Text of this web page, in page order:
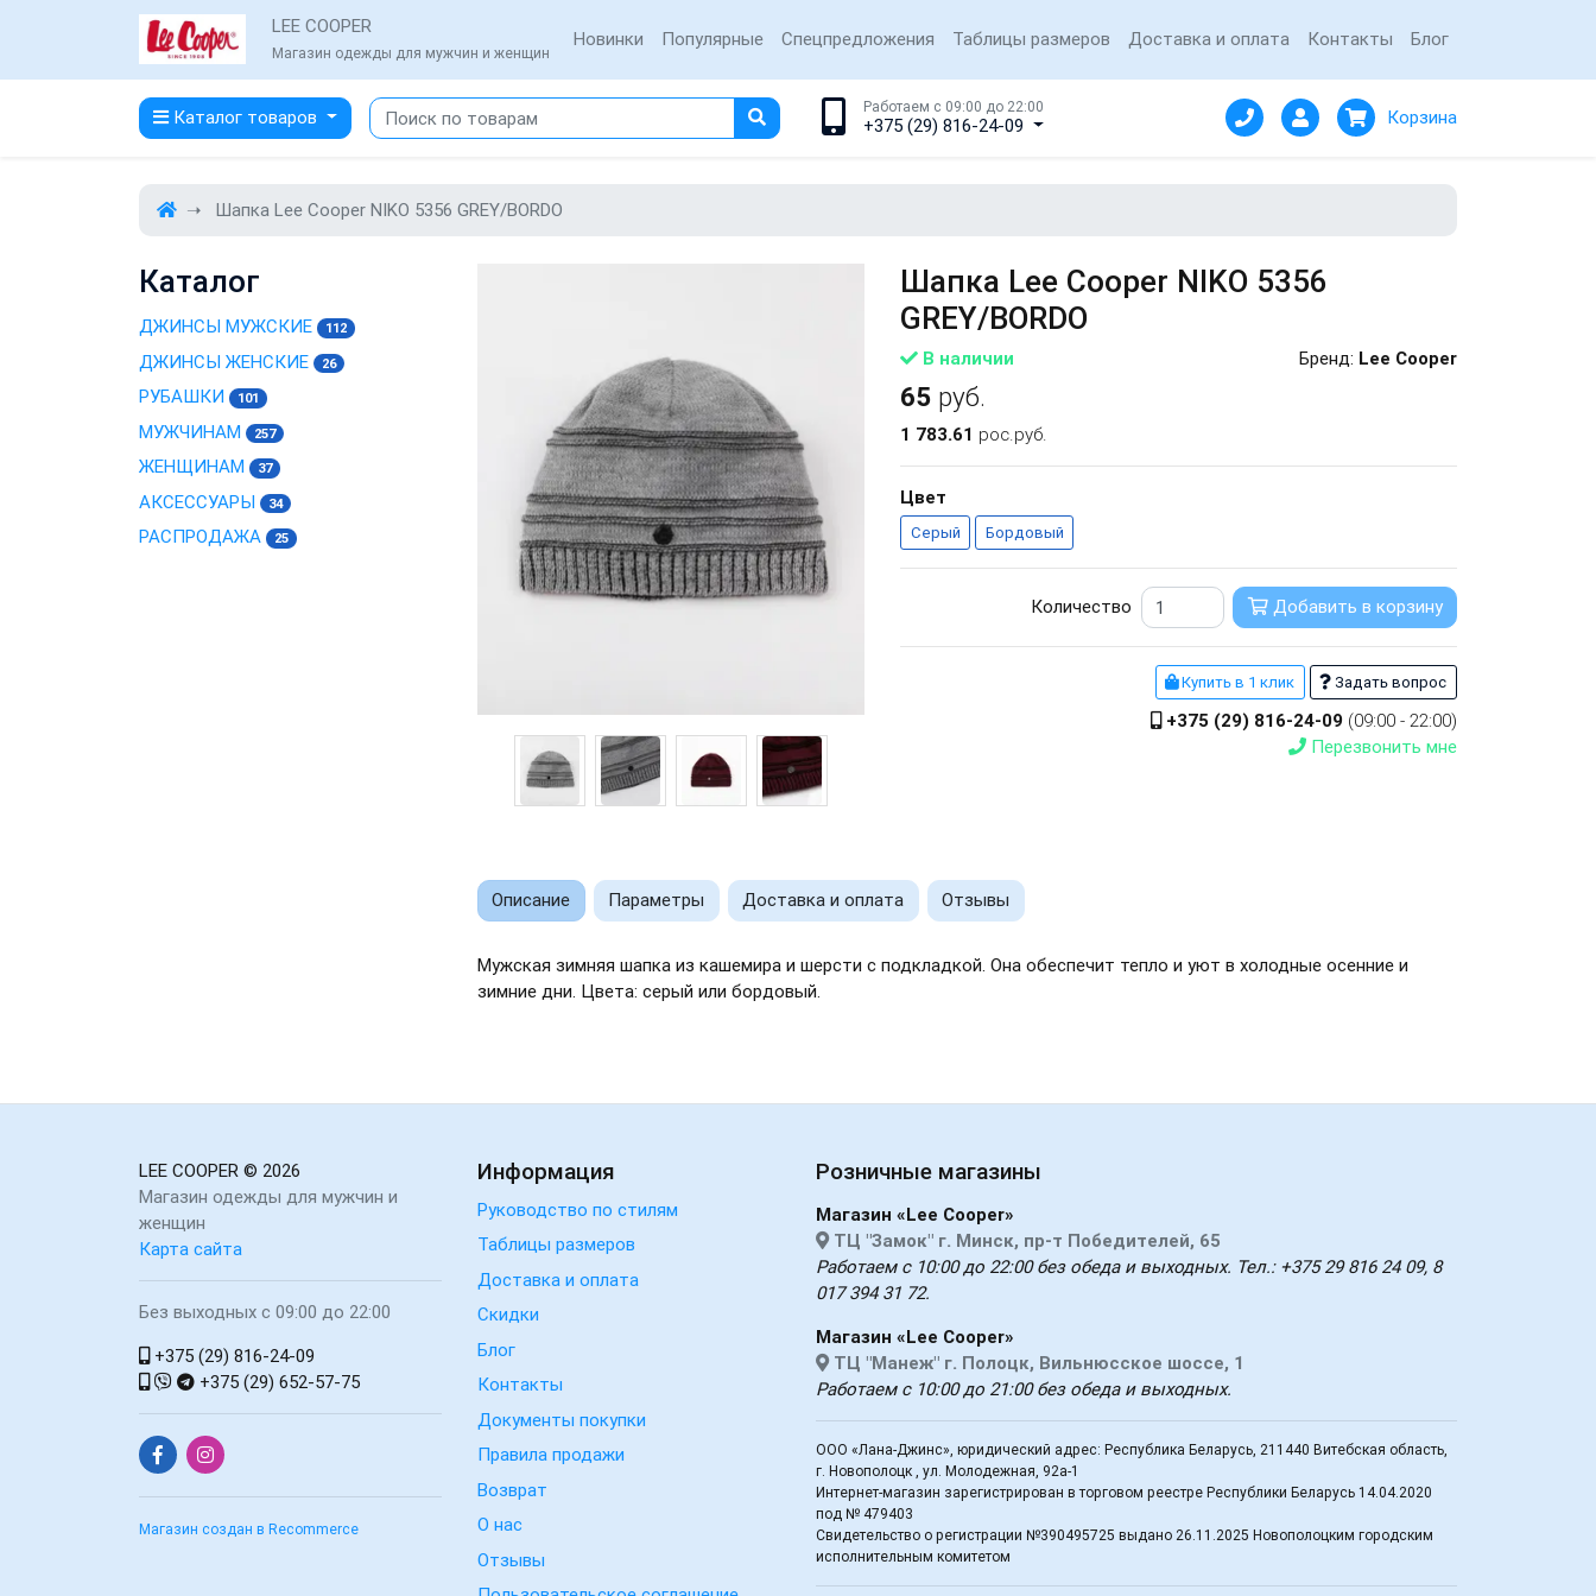
LEE COOPER
Магазин одежды для мужчин и женщин
Новинки Популярные Спецпредложения Таблицы размеров Доставка и оплата Контакты Блог
Каталог товаров Работаем с 09:00 до 22:00
+375 (29) 816-24-09 Корзина
Шапка Lee Cooper NIKO 5356 GREY/BORDO
Шапка Lee Cooper NIKO 5356
GREY/BORDO
В наличии Бренд: Lee Cooper
65 руб.
1 783.61 рос.руб.
Цвет
Серый Бордовый
Количество Добавить в корзину
Купить в 1 клик Задать вопрос
+375 (29) 816-24-09(09:00 - 22:00)
Перезвонить мне
Описание Параметры Доставка и оплата Отзывы
Мужская зимняя шапка из кашемира и шерсти с подкладкой. Она обеспечит тепло и уют в холодные осенние и
зимние дни. Цвета: серый или бордовый.
Каталог
ДЖИНСЫ МУЖСКИЕ 112
ДЖИНСЫ ЖЕНСКИЕ 26
РУБАШКИ 101
МУЖЧИНАМ 257
ЖЕНЩИНАМ 37
АКСЕССУАРЫ 34
РАСПРОДАЖА 25
LEE COOPER © 2026
Магазин одежды для мужчин и
женщин
Карта сайта
Без выходных с 09:00 до 22:00
+375 (29) 816-24-09
+375 (29) 652-57-75
Магазин создан в Recommerce
Информация
Руководство по стилям
Таблицы размеров
Доставка и оплата
Скидки
Блог
Контакты
Документы покупки
Правила продажи
Возврат
О нас
Отзывы
Розничные магазины
Магазин «Lee Cooper»
ТЦ "Замок" г. Минск, пр-т Победителей, 65
Работаем с 10:00 до 22:00 без обеда и выходных. Тел.: +375 29 816 24 09, 8
017 394 31 72.
Магазин «Lee Cooper»
ТЦ "Манеж" г. Полоцк, Вильнюсское шоссе, 1
Работаем с 10:00 до 21:00 без обеда и выходных.
ООО «Лана-Джинс», юридический адрес: Республика Беларусь, 211440 Витебская область,
г. Новополоцк , ул. Молодежная, 92а-1
Интернет-магазин зарегистрирован в торговом реестре Республики Беларусь 14.04.2020
под № 479403
Свидетельство о регистрации №390495725 выдано 26.11.2025 Новополоцким городским
исполнительным комитетом